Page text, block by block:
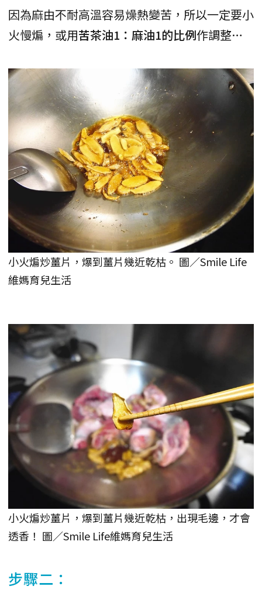
因為麻由不耐高溫容易燥熱變苦，所以一定要小
火慢煸，或用苦茶油1：麻油1的比例作調整…
小火煸炒薑片，爆到薑片幾近乾枯。 圖／Smile Life
維媽育兒生活
小火煸炒薑片，爆到薑片幾近乾枯，出現毛邊，才會
透香！ 圖／Smile Life維媽育兒生活
步驟二：